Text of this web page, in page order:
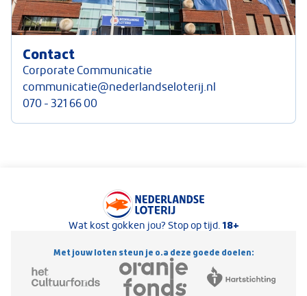
Contact
Corporate Communicatie
communicatie@nederlandseloterij.nl
070 - 321 66 00
Wat kost gokken jou? Stop op tijd.18+
Met jouw loten steun je o.a deze goede doelen:
Keurmerken van Nederlandse Loterij